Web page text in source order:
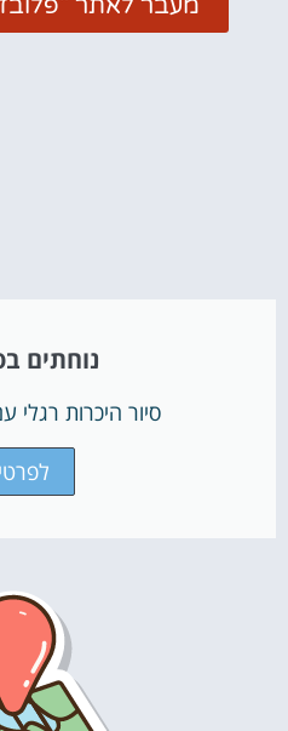
מעבר לאתר
נוחתים
סיור היכרות רגלי